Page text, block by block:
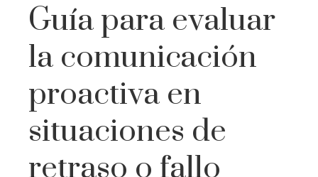
Guía para evaluar
la comunicación
proactiva en
situaciones de
retraso o fallo